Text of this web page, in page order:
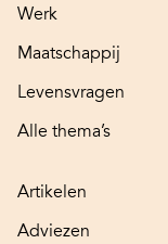
Werk
Maatschappij
Levensvragen
Alle thema’s
Artikelen
Adviezen